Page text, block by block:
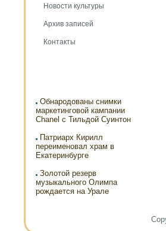
Новости культуры
Архив записей
Контакты
Обнародованы снимки
маркетинговой кампании
Chanel с Тильдой Суинтон
Патриарх Кирилл
переименовал храм в
Екатеринбурге
Золотой резерв
музыкального Олимпа
рождается на Урале